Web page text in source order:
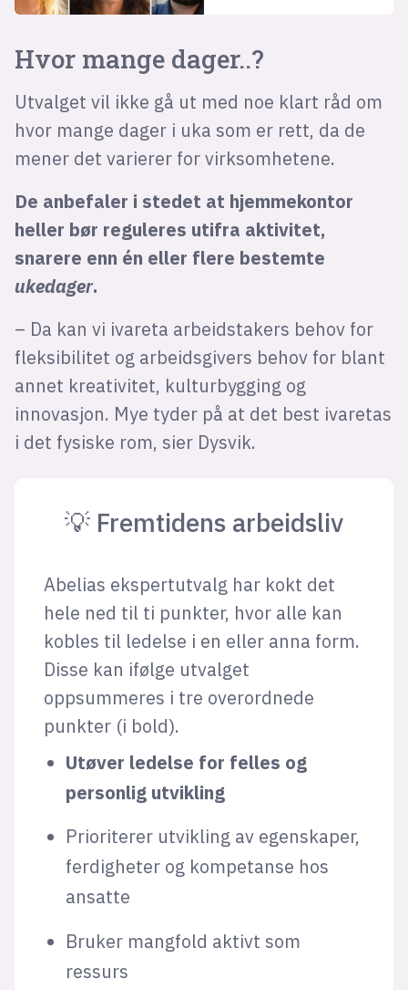
Hvor mange dager..?
Utvalget vil ikke gå ut med noe klart råd om
hvor mange dager i uka som er rett, da de
mener det varierer for virksomhetene.
De anbefaler i stedet at hjemmekontor
heller bør reguleres utifra aktivitet,
snarere enn én eller flere bestemte
ukedager.
– Da kan vi ivareta arbeidstakers behov for
fleksibilitet og arbeidsgivers behov for blant
annet kreativitet, kulturbygging og
innovasjon. Mye tyder på at det best ivaretas
i det fysiske rom, sier Dysvik.
💡 Fremtidens arbeidsliv
Abelias ekspertutvalg har kokt det
hele ned til ti punkter, hvor alle kan
kobles til ledelse i en eller anna form.
Disse kan ifølge utvalget
oppsummeres i tre overordnede
punkter (i bold).
Utøver ledelse for felles og
personlig utvikling
Prioriterer utvikling av egenskaper,
ferdigheter og kompetanse hos
ansatte
Bruker mangfold aktivt som
ressurs